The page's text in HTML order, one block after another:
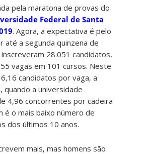
pela maratona de provas do
Federal de Santa
. Agora, a expectativa é pelo
até a segunda quinzena de
28.051 candidatos,
vagas em 101 cursos. Neste
candidatos por vaga, a
a universidade
4,96 concorrentes por cadeira
é o mais baixo número de
dos últimos 10 anos.
mais, mas homens são